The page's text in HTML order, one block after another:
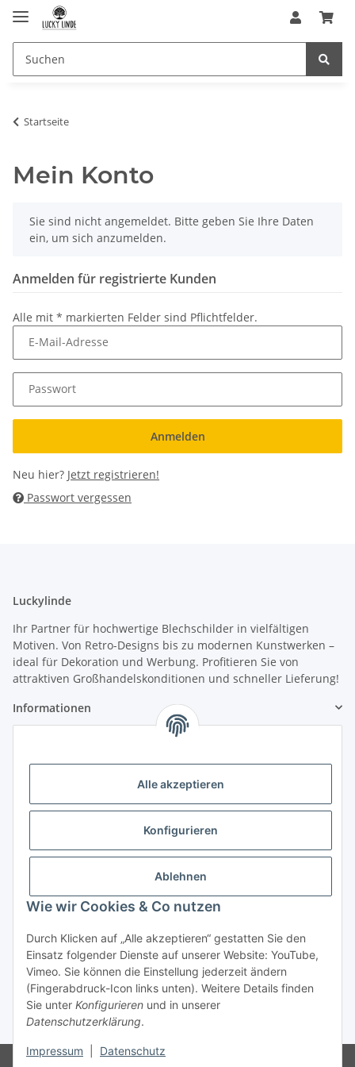
Alle akzeptieren
Konfigurieren
Ablehnen
Wie wir Cookies & Co nutzen
Durch Klicken auf „Alle akzeptieren“ gestatten Sie den
Einsatz folgender Dienste auf unserer Website: YouTube,
Vimeo. Sie können die Einstellung jederzeit ändern
(Fingerabdruck-Icon links unten). Weitere Details finden
Sie unter Konfigurieren und in unserer
Datenschutzerklärung.
Impressum Datenschutz
Startseite
Mein Konto
x
Sie sind nicht angemeldet. Bitte geben Sie Ihre Daten
ein, um sich anzumelden.
Anmelden für registrierte Kunden
Alle mit * markierten Felder sind Pflichtfelder.
E-Mail-Adresse
Passwort
Anmelden
Neu hier? Jetzt registrieren!
Passwort vergessen
Luckylinde
Ihr Partner für hochwertige Blechschilder in vielfältigen
Motiven. Von Retro-Designs bis zu modernen Kunstwerken –
ideal für Dekoration und Werbung. Profitieren Sie von
attraktiven Großhandelskonditionen und schneller Lieferung!
Informationen
Passwort vergessen
Neu hier?Jetzt registrieren!
* Alle Preise zzgl. gesetzlicher USt., zzgl.